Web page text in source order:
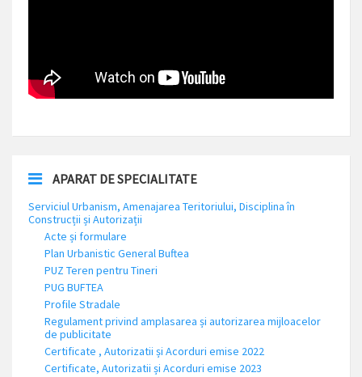
APARAT DE SPECIALITATE
Serviciul Urbanism, Amenajarea Teritoriului, Disciplina în
Construcții și Autorizații
Acte și formulare
Plan Urbanistic General Buftea
PUZ Teren pentru Tineri
PUG BUFTEA
Profile Stradale
Regulament privind amplasarea și autorizarea mijloacelor
de publicitate
Certificate , Autorizatii și Acorduri emise 2022
Certificate, Autorizatii și Acorduri emise 2023